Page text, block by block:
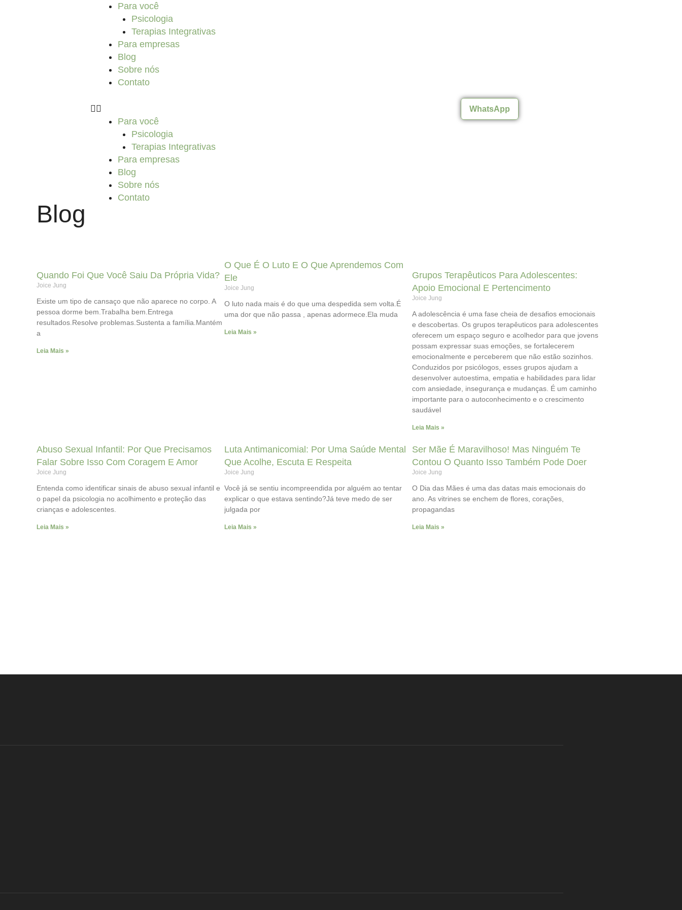
Para você
Psicologia
Terapias Integrativas
Para empresas
Blog
Sobre nós
Contato
Para você
Psicologia
Terapias Integrativas
Para empresas
Blog
Sobre nós
Contato
WhatsApp
Blog
Quando Foi Que Você Saiu Da Própria Vida?
Joice Jung
Existe um tipo de cansaço que não aparece no corpo. A
pessoa dorme bem.Trabalha bem.Entrega
resultados.Resolve problemas.Sustenta a família.Mantém
a
Leia Mais »
O Que É O Luto E O Que Aprendemos Com
Ele
Joice Jung
O luto nada mais é do que uma despedida sem volta.É
uma dor que não passa , apenas adormece.Ela muda
Leia Mais »
Grupos Terapêuticos Para Adolescentes:
Apoio Emocional E Pertencimento
Joice Jung
A adolescência é uma fase cheia de desafios emocionais
e descobertas. Os grupos terapêuticos para adolescentes
oferecem um espaço seguro e acolhedor para que jovens
possam expressar suas emoções, se fortalecerem
emocionalmente e perceberem que não estão sozinhos.
Conduzidos por psicólogos, esses grupos ajudam a
desenvolver autoestima, empatia e habilidades para lidar
com ansiedade, insegurança e mudanças. É um caminho
importante para o autoconhecimento e o crescimento
saudável
Leia Mais »
Abuso Sexual Infantil: Por Que Precisamos
Falar Sobre Isso Com Coragem E Amor
Joice Jung
Entenda como identificar sinais de abuso sexual infantil e
o papel da psicologia no acolhimento e proteção das
crianças e adolescentes.
Leia Mais »
Luta Antimanicomial: Por Uma Saúde Mental
Que Acolhe, Escuta E Respeita
Joice Jung
Você já se sentiu incompreendida por alguém ao tentar
explicar o que estava sentindo?Já teve medo de ser
julgada por
Leia Mais »
Ser Mãe É Maravilhoso! Mas Ninguém Te
Contou O Quanto Isso Também Pode Doer
Joice Jung
O Dia das Mães é uma das datas mais emocionais do
ano. As vitrines se enchem de flores, corações,
propagandas
Leia Mais »